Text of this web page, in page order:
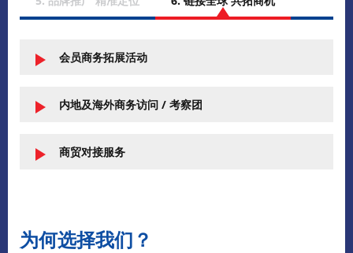
会员商务拓展活动
内地及海外商务访问 / 考察团
商贸对接服务
为何选择我们？